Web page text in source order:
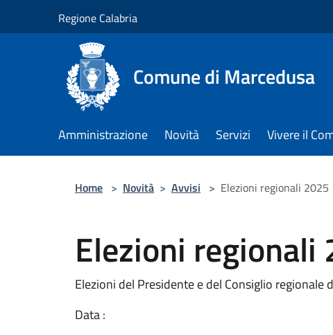
Regione Calabria
Comune di Marcedusa
Amministrazione Novità Servizi Vivere il
Home > Novità > Avvisi > Elezioni regionali 2025
Elezioni regionali
Elezioni del Presidente e del Consiglio
Data :